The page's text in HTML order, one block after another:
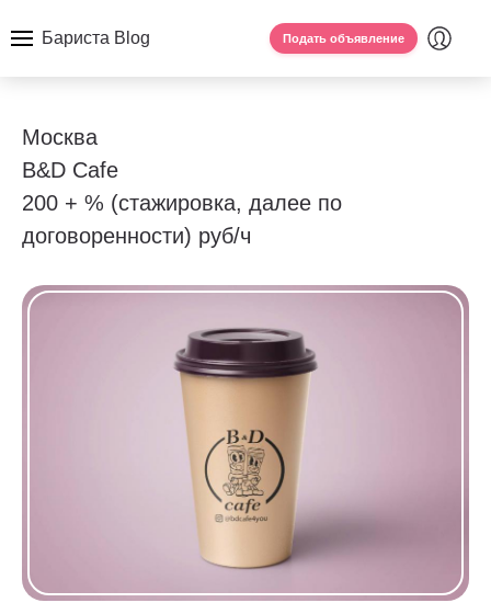
Бариста Blog Подать объявление
Москва
B&D Cafe
200 + % (стажировка, далее по
договоренности) руб/ч